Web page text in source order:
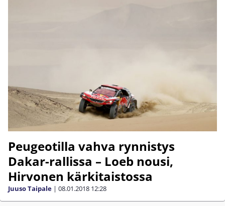
Peugeotilla vahva rynnistys
Dakar-rallissa – Loeb nousi,
Hirvonen kärkitaistossa
Juuso Taipale | 08.01.2018 12:28